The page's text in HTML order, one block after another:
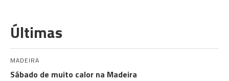
Últimas
MADEIRA
Sábado de muito calor na Madeira